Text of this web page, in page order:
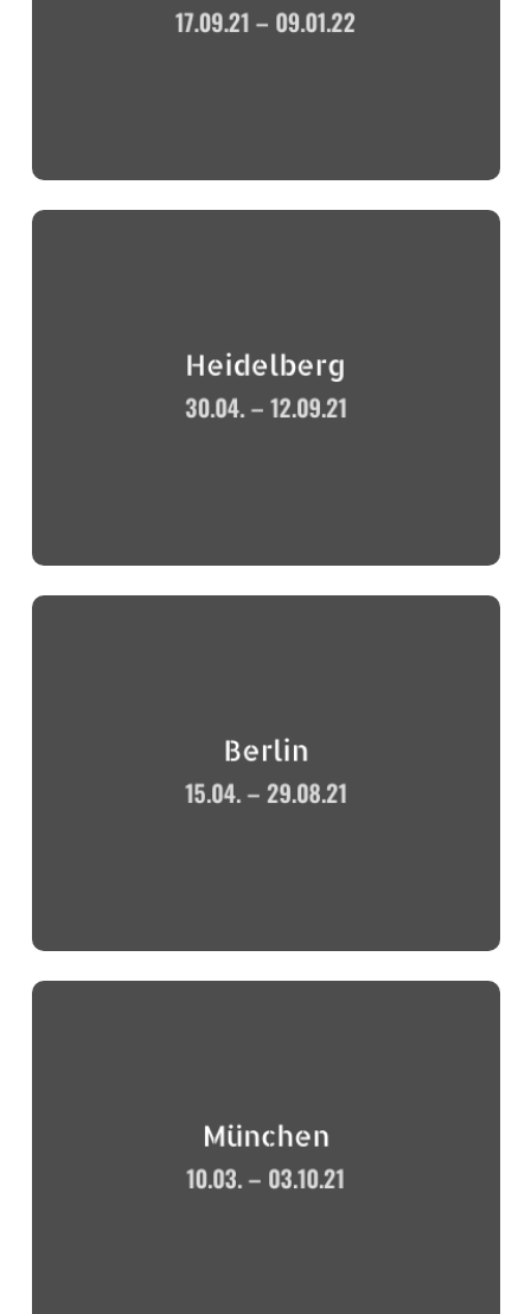
17.09.21 – 09.01.22
Heidelberg
30.04. – 12.09.21
Berlin
15.04. – 29.08.21
München
10.03. – 03.10.21